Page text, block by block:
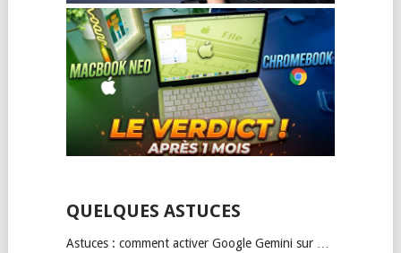
QUELQUES ASTUCES
Astuces : comment activer Google Gemini sur …